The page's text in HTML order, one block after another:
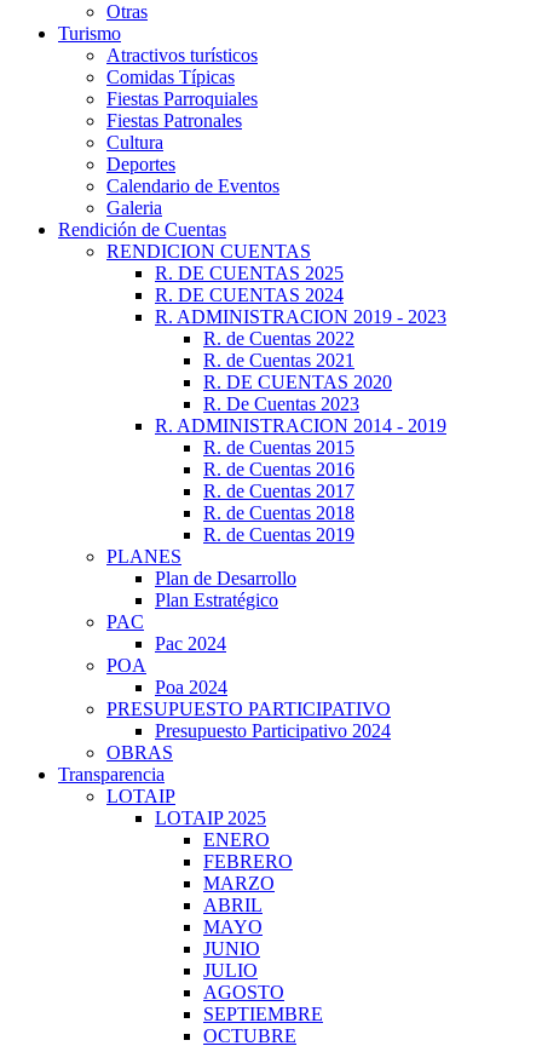
Otras
Turismo
Atractivos turísticos
Comidas Típicas
Fiestas Parroquiales
Fiestas Patronales
Cultura
Deportes
Calendario de Eventos
Galeria
Rendición de Cuentas
RENDICION CUENTAS
R. DE CUENTAS 2025
R. DE CUENTAS 2024
R. ADMINISTRACION 2019 - 2023
R. de Cuentas 2022
R. de Cuentas 2021
R. DE CUENTAS 2020
R. De Cuentas 2023
R. ADMINISTRACION 2014 - 2019
R. de Cuentas 2015
R. de Cuentas 2016
R. de Cuentas 2017
R. de Cuentas 2018
R. de Cuentas 2019
PLANES
Plan de Desarrollo
Plan Estratégico
PAC
Pac 2024
POA
Poa 2024
PRESUPUESTO PARTICIPATIVO
Presupuesto Participativo 2024
OBRAS
Transparencia
LOTAIP
LOTAIP 2025
ENERO
FEBRERO
MARZO
ABRIL
MAYO
JUNIO
JULIO
AGOSTO
SEPTIEMBRE
OCTUBRE